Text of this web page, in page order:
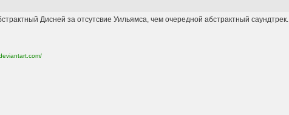
Дисней за отсутсвие Уильямса, чем очередной абстрактный саундтрек.